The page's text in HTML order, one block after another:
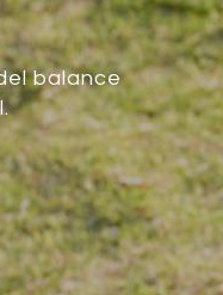
balance